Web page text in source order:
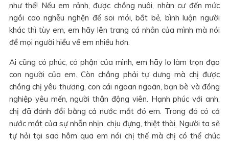
như thế! Nếu em rảnh, được chồng nuôi, nhàn cư đến mức
ngồi cao nghễu nghện để soi mói, bắt bẻ, bình luận người
khác thì tùy em, em hãy lên trang cá nhân của mình mà nói
để mọi người hiểu về em nhiều hơn.
Ai cũng có phúc, có phận của mình, em hãy lo làm trọn đạo
con người của em. Còn chẳng phải tự dưng mà chị được
chồng chị yêu thương, con cái ngoan ngoãn, bạn bè và đồng
nghiệp yêu mến, người thân động viên. Hạnh phúc với anh,
chị đã đánh đổi bằng cả nước mắt đó em. Trong đó có cả
nước mắt của sự nhẫn nhịn, chịu đựng, thiệt thòi. Người ta sẽ
tự hỏi tại sao hôm qua em nói chị thế mà chị có thể chúc